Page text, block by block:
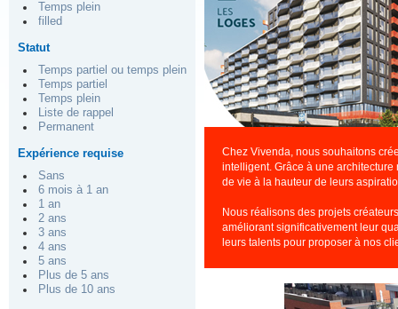
Temps plein
filled
Statut
Temps partiel ou temps plein
Temps partiel
Temps plein
Liste de rappel
Permanent
Expérience requise
Sans
6 mois à 1 an
1 an
2 ans
3 ans
4 ans
5 ans
Plus de 5 ans
Plus de 10 ans
Chez Vivenda, nous souhaitons
intelligent. Grâce à une
de vie à la hauteur de leurs
Nous réalisons des projets
améliorant significativement leur
leurs talents pour proposer à nos